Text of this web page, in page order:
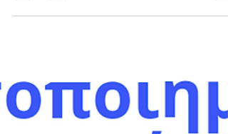
Αγαπητοί σπουδαστές, στο παρακάτω link